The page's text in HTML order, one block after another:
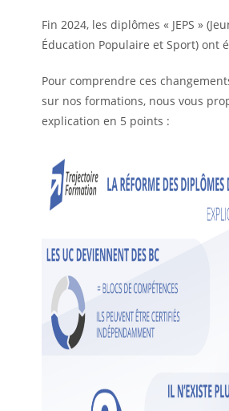
Fin 2024, les diplômes « JEPS »
Éducation Populaire et Sport) ont
Pour comprendre ces
sur nos formations, nous vous
explication en 5 points :